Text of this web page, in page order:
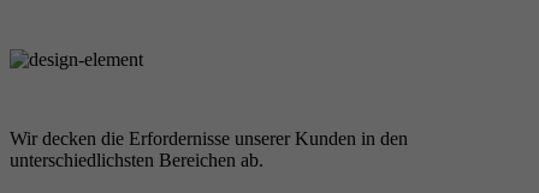
Wir decken die Erfordernisse unserer Kunden in den
unterschiedlichsten Bereichen ab.